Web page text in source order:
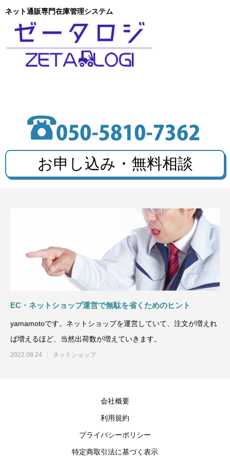
ネット通販専門在庫管理システム
お申し込み・無料相談
EC・ネットショップ運営で無駄を省くためのヒント
yamamotoです。ネットショップを運営していて、注文が増えれ
ば増えるほど、当然出荷数が増えていきます。
2022.08.24 ネットショップ
会社概要
利用規約
プライバシーポリシー
特定商取引法に基づく表示